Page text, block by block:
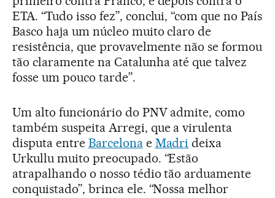
ETA. “Tudo isso fez”, conclui, “com que no País
Basco haja um núcleo muito claro de
resistência, que provavelmente não se formou
tão claramente na Catalunha até que talvez
fosse um pouco tarde”.
Um alto funcionário do PNV admite, como
também suspeita Arregi, que a virulenta
disputa entre Barcelonae Madri deixa
Urkullu muito preocupado. “Estão
atrapalhando o nosso tédio tão arduamente
conquistado”, brinca ele. “Nossa melhor